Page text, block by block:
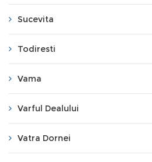
Sucevita
Todiresti
Vama
Varful Dealului
Vatra Dornei